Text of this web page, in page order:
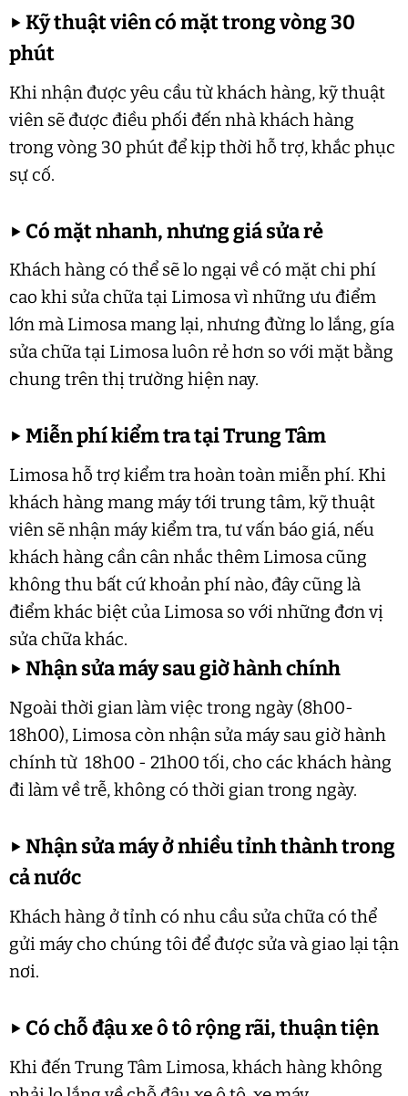
▶Kỹ thuật viên có mặt trong vòng 30
phút
Khi nhận được yêu cầu từ khách hàng, kỹ thuật
viên sẽ được điều phối đến nhà khách hàng
trong vòng 30 phút để kịp thời hỗ trợ, khắc phục
sự cố.
▶ Có mặt nhanh, nhưng giá sửa rẻ
Khách hàng có thể sẽ lo ngại về có mặt chi phí
cao khi sửa chữa tại Limosa vì những ưu điểm
lớn mà Limosa mang lại, nhưng đừng lo lắng, gía
sửa chữa tại Limosa luôn rẻ hơn so với mặt bằng
chung trên thị trường hiện nay.
▶Miễn phí kiểm tra tại Trung Tâm
Limosa hỗ trợ kiểm tra hoàn toàn miễn phí. Khi
khách hàng mang máy tới trung tâm, kỹ thuật
viên sẽ nhận máy kiểm tra, tư vấn báo giá, nếu
khách hàng cần cân nhắc thêm Limosa cũng
không thu bất cứ khoản phí nào, đây cũng là
điểm khác biệt của Limosa so với những đơn vị
sửa chữa khác.
▶Nhận sửa máy sau giờ hành chính
Ngoài thời gian làm việc trong ngày (8h00-
18h00), Limosa còn nhận sửa máy sau giờ hành
chính từ 18h00 - 21h00 tối, cho các khách hàng
đi làm về trễ, không có thời gian trong ngày.
▶Nhận sửa máy ở nhiều tỉnh thành trong
cả nước
Khách hàng ở tỉnh có nhu cầu sửa chữa có thể
gửi máy cho chúng tôi để được sửa và giao lại tận
nơi.
▶ Có chỗ đậu xe ô tô rộng rãi, thuận tiện
Khi đến Trung Tâm Limosa, khách hàng không